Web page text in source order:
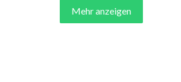
Mehr anzeigen